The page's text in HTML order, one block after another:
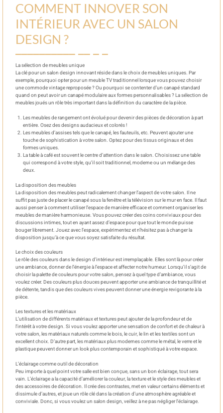
COMMENT INNOVER SON
INTÉRIEUR AVEC UN SALON
DESIGN ?
La sélection de meubles unique
La clé pour un salon design innovant réside dans le choix de meubles uniques. Par
exemple, pourquoi opter pour un meuble TV traditionnel lorsque vous pouvez choisir
une commode vintage reproposée ? Ou pourquoi se contenter d’un canapé standard
quand on peut avoir un canapé modulaire aux formes personnalisables ? La sélection de
meubles joués un rôle très important dans la définition du caractère de la pièce.
Les meubles de rangement ont évolué pour devenir des pièces de décoration à part
entière. Osez des designs audacieux et colorés !
Les meubles d’assises tels que le canapé, les fauteuils, etc. Peuvent ajouter une
touche de sophistication à votre salon. Optez pour des tissus originaux et des
formes uniques.
La table à café est souvent le centre d’attention dans le salon. Choisissez une table
qui correspond à votre style, qu’il soit traditionnel, moderne ou un mélange des
deux.
La disposition des meubles
La disposition des meubles peut radicalement changer l’aspect de votre salon. Il ne
suffit pas juste de placer le canapé sous la fenêtre et la télévision sur le mur en face. Il faut
aussi penser à comment utiliser l’espace de manière efficace et comment organiser les
meubles de manière harmonieuse. Vous pouvez créer des coins conviviaux pour des
discussions intimes, tout en ayant assez d’espace pour que tout le monde puisse
bouger librement. Jouez avec l’espace, expérimentez et n’hésitez pas à changer la
disposition jusqu’à ce que vous soyez satisfaite du résultat.
Le choix des couleurs
Le rôle des couleurs dans le design d’intérieur est irremplaçable. Elles sont là pour créer
une ambiance, donner de l’énergie à l’espace et affecter notre humeur. Lorsqu’il s’agit de
choisir la palette de couleurs pour votre salon, pensez à quel type d’ambiance, vous
voulez créer. Des couleurs plus douces peuvent apporter une ambiance de tranquillité et
de détente, tandis que des couleurs vives peuvent donner une énergie revigorante à la
pièce.
Les textures et les matériaux
L’utilisation de différents matériaux et textures peut ajouter de la profondeur et de
l’intérêt à votre design. Si vous voulez apporter une sensation de confort et de chaleur à
votre salon, les matériaux naturels comme le bois, le cuir, le lin et les textiles sont un
excellent choix. D’autre part, les matériaux plus modernes comme le métal, le verre et le
plastique peuvent donner un look plus contemporain et sophistiqué à votre espace.
L’éclairage comme outil de décoration
Peu importe à quel point votre salle est bien conçue, sans un bon éclairage, tout sera
vain. L’éclairage a la capacité d’améliorer la couleur, la texture et le style des meubles et
des accessoires de décoration. Il crée des contrastes, met en valeur certains éléments et
dissimule d’autres, et joue un rôle clé dans la création d’une atmosphère agréable et
conviviale. Donc, si vous voulez un salon design, veillez à ne pas négliger l’éclairage.